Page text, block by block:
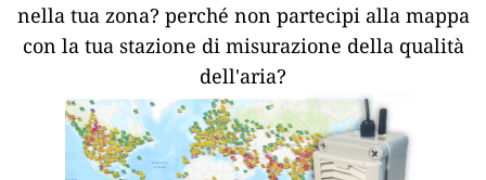
nella tua zona? perché non partecipi alla mappa
con la tua stazione di misurazione della qualità
dell'aria?